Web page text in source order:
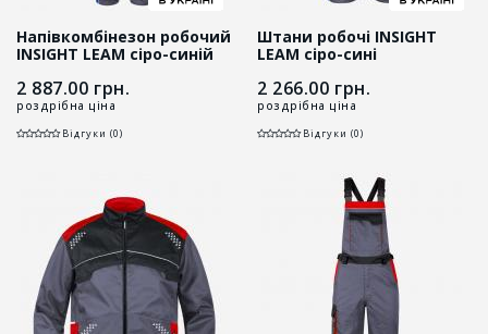
Напівкомбінезон робочий
INSIGHT LEAM сіро-синій
2 887.00 грн.
роздрібна ціна
Відгуки (0)
Штани робочі INSIGHT
LEAM сіро-сині
2 266.00 грн.
роздрібна ціна
Відгуки (0)